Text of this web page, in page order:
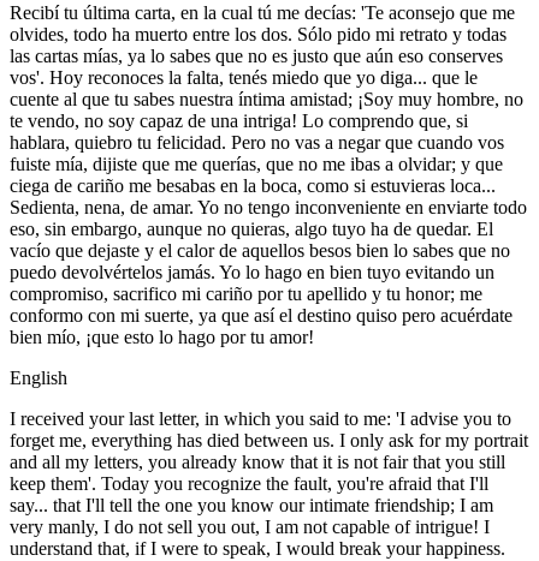
Recibí tu última carta, en la cual tú me decías: 'Te aconsejo que me
olvides, todo ha muerto entre los dos. Sólo pido mi retrato y todas
las cartas mías, ya lo sabes que no es justo que aún eso conserves
vos'. Hoy reconoces la falta, tenés miedo que yo diga... que le
cuente al que tu sabes nuestra íntima amistad; ¡Soy muy hombre, no
te vendo, no soy capaz de una intriga! Lo comprendo que, si
hablara, quiebro tu felicidad. Pero no vas a negar que cuando vos
fuiste mía, dijiste que me querías, que no me ibas a olvidar; y que
ciega de cariño me besabas en la boca, como si estuvieras loca...
Sedienta, nena, de amar. Yo no tengo inconveniente en enviarte todo
eso, sin embargo, aunque no quieras, algo tuyo ha de quedar. El
vacío que dejaste y el calor de aquellos besos bien lo sabes que no
puedo devolvértelos jamás. Yo lo hago en bien tuyo evitando un
compromiso, sacrifico mi cariño por tu apellido y tu honor; me
conformo con mi suerte, ya que así el destino quiso pero acuérdate
bien mío, ¡que esto lo hago por tu amor!
English
I received your last letter, in which you said to me: 'I advise you to
forget me, everything has died between us. I only ask for my portrait
and all my letters, you already know that it is not fair that you still
keep them'. Today you recognize the fault, you're afraid that I'll
say... that I'll tell the one you know our intimate friendship; I am
very manly, I do not sell you out, I am not capable of intrigue! I
understand that, if I were to speak, I would break your happiness.